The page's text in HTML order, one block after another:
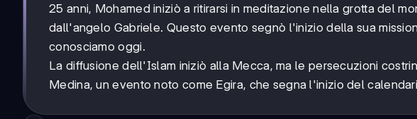
25 anni, Mohamed iniziò a ritirarsi in meditazione nella grotta del
dall'angelo Gabriele. Questo evento segnò l'inizio della sua
conosciamo oggi.
La diffusione dell'Islam iniziò alla Mecca, ma le persecuzioni
Medina, un evento noto come Egira, che segna l'inizio del